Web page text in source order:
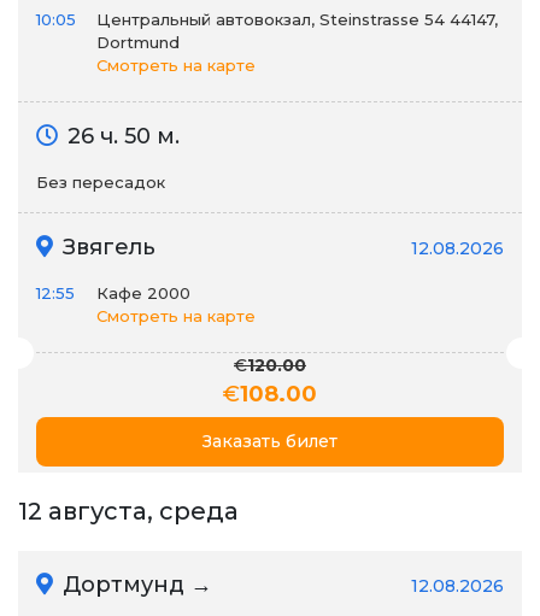
10:05
Центральный автовокзал, Steinstrasse 54 44147,
Dortmund
Смотреть на карте
26 ч. 50 м.
Без пересадок
Звягель 12.08.2026
12:55
Кафе 2000
Смотреть на карте
€120.00
€108.00
Заказать билет
12 августа, среда
Дортмунд → 12.08.2026